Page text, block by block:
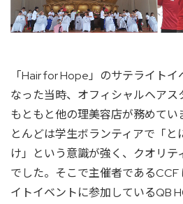
「Hair for Hope」のサテライト
なった当時、オフィシャルヘア
もともと他の理美容店が務めて
とんどは学生ボランティアで「
け」という意識が強く、クオリ
でした。そこで主催者であるCCF
イトイベントに参加しているQB